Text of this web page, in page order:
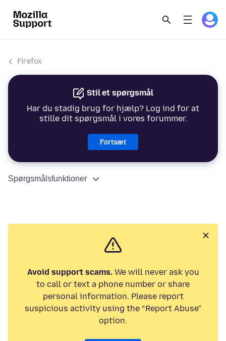
Firefox
Stil et spørgsmål
Har du stadig brug for hjælp? Log ind for at
stille dit spørgsmål i vores forummer.
Fortsæt
Spørgsmålsfunktioner
Avoid support scams.We will never ask you
to call or text a phone number or share
personal information. Please report
suspicious activity using the “Report Abuse”
option.